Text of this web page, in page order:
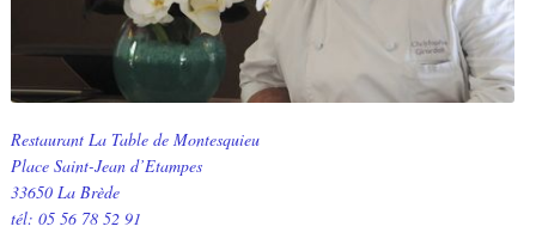
Restaurant La Table de Montesquieu
Place Saint-Jean d’Etampes
33650 La Brède
tél: 05 56 78 52 91